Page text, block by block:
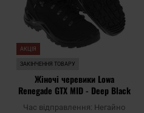
АКЦІЯ
ЗАКІНЧЕННЯ ТОВАРУ
Жіночі черевики Lowa
Renegade GTX MID - Deep Black
Час відправлення: Негайно